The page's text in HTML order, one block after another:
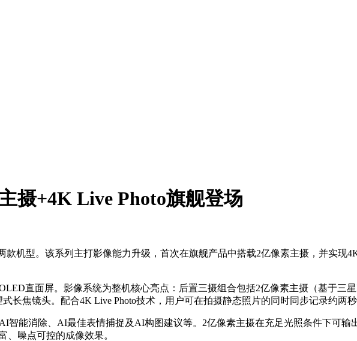
摄+4K Live Photo旗舰登场
款机型。该系列主打影像能力升级，首次在旗舰产品中搭载2亿像素主摄，并实现
直面屏。影像系统为整机核心亮点：后置三摄组合包括2亿像素主摄（基于三
长焦镜头。配合4K Live Photo技术，用户可在拍摄静态照片的同时同步记录约两秒
能消除、AI最佳表情捕捉及AI构图建议等。2亿像素主摄在充足光照条件下可输
噪点可控的成像效果。